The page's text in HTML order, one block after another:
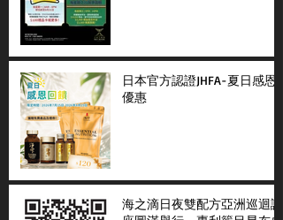
日本官方認證JHFA-夏日感恩
優惠
海之滴日夜雙配方亞洲巡迴講